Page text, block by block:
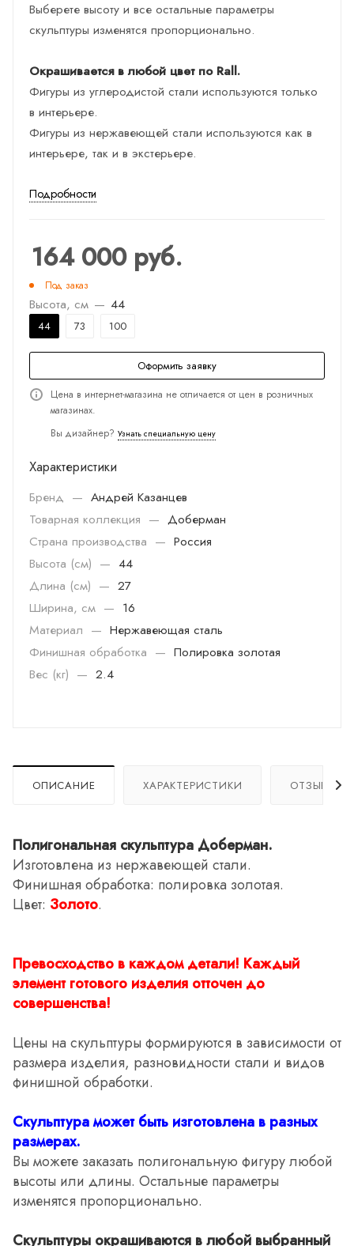
Выберете высоту и все остальные параметры
скульптуры изменятся пропорционально.
Окрашивается в любой цвет по Rall.
Фигуры из углеродистой стали используются только
в интерьере.
Фигуры из нержавеющей стали используются как в
интерьере, так и в экстерьере.
Подробности
164 000руб.
Под заказ
Высота, см — 44
44 73 100
Оформить заявку
Цена в интернет-магазина не отличается от цен в розничных
магазинах.
Вы дизайнер? Узнать специальную цену
Характеристики
Бренд — Андрей Казанцев
Товарная коллекция — Доберман
Страна производства — Россия
Высота (см) — 44
Длина (см) — 27
Ширина, см — 16
Материал — Нержавеющая сталь
Финишная обработка — Полировка золотая
Вес (кг) — 2.4
ОПИСАНИЕ ХАРАКТЕРИСТИКИ ОТЗЫВЫ
Полигональная скульптура Доберман.
Изготовлена из нержавеющей стали.
Финишная обработка: полировка золотая.
Цвет: Золото.
Превосходство в каждом детали! Каждый
элемент готового изделия отточен до
совершенства!
Цены на скульптуры формируются в зависимости от
размера изделия, разновидности стали и видов
финишной обработки.
Скульптура может быть изготовлена в разных
размерах.
Вы можете заказать полигональную фигуру любой
высоты или длины. Остальные параметры
изменятся пропорционально.
Скульптуры окрашиваются в любой выбранный